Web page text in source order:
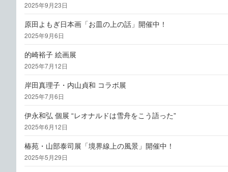
2025年9月23日
原田よもぎ日本画「お皿の上の話」開催中！
2025年9月6日
的崎裕子 絵画展
2025年7月12日
岸田真理子・内山貞和 コラボ展
2025年7月6日
伊永和弘 個展 “レオナルドは雪舟をこう語った”
2025年6月12日
椿苑・山部泰司展「境界線上の風景」開催中！
2025年5月29日